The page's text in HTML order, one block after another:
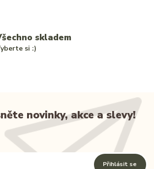
skladem
si :)
novinky, akce a slevy!
Přihlásit se